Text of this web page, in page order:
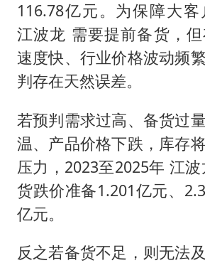
116.78亿元。为保障大客
江波龙 需要提前备货，
速度快、行业价格波动频
判存在天然误差。
若预判需求过高、备货过
温、产品价格下跌，库存
压力，2023至2025年 江
货跌价准备1.201亿元、
亿元。
反之若备货不足，则无法